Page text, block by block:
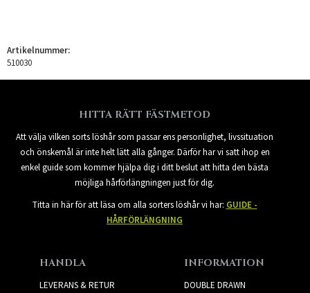
Artikelnummer:
510030
HITTA RÄTT FÄSTMETOD
Att välja vilken sorts löshår som passar ens personlighet, livssituation
och önskemål är inte helt lätt alla gånger. Därför har vi satt ihop en
enkel guide som kommer hjälpa dig i ditt beslut att hitta den bästa
möjliga hårförlängningen just för dig.
Titta in här för att läsa om alla sorters löshår vi har: GUIDE -
HÅRFÖRLÄNGNING
HANDLA
LEVERANS & RETUR
INFORMATION
DOUBLE DRAWN